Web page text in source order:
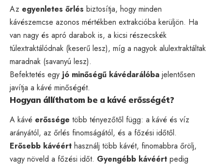
Az egyenletes őrlés biztosítja, hogy minden
kávészemcse azonos mértékben extrakcióba kerüljön. Ha
van nagy és apró darabok is, a kicsi részecskék
túlextraktálódnak (keserű lesz), míg a nagyok alulextraktáltak
maradnak (savanyú lesz).
Befektetés egy jó minőségű kávédarálóba jelentősen
javítja a kávé minőségét.
Hogyan állíthatom be a kávé erősségét?
A kávé erőssége több tényezőtől függ: a kávé és víz
arányától, az őrlés finomságától, és a főzési időtől.
Erősebb kávéért használj több kávét, finomabbra őrölj,
vagy növeld a főzési időt. Gyengébb kávéért pedig